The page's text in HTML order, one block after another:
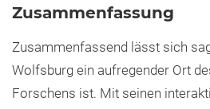
Zusammenfassung
Zusammenfassend lässt sich
Wolfsburg ein aufregender Ort
Forschens ist. Mit seinen